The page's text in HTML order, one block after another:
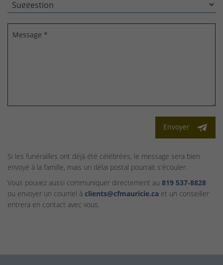
Message *
Envoyer
Si les funérailles ont déjà été célébrées, le message sera bien
envoyé à la famille, mais un délai postal pourrait s'écouler.
Vous pouvez aussi communiquer directement au 819 537‑8828
ou envoyer un courriel à clients@cfmauricie.ca et un conseiller
entrera en contact avec vous.